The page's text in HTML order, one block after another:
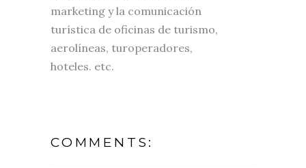
marketing y la comunicación
turística de oficinas de turismo,
aerolíneas, turoperadores,
hoteles. etc.
COMMENTS: